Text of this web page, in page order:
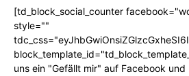
[td_block_social_counter
style=""
uns ein "Gefällt mir" auf Facebook